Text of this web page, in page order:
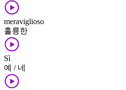
meraviglioso
훌륭한
Sì
예 / 네